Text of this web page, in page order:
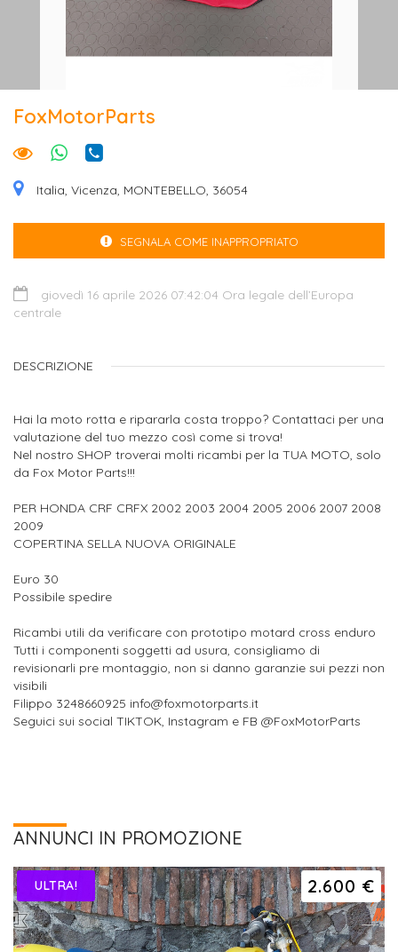
FoxMotorParts
Italia, Vicenza, MONTEBELLO, 36054
SEGNALA COME INAPPROPRIATO
giovedì 16 aprile 2026 07:42:04 Ora legale dell’Europa
centrale
DESCRIZIONE
Hai la moto rotta e ripararla costa troppo? Contattaci per una
valutazione del tuo mezzo così come si trova!
Nel nostro SHOP troverai molti ricambi per la TUA MOTO, solo
da Fox Motor Parts!!!
PER HONDA CRF CRFX 2002 2003 2004 2005 2006 2007 2008
2009
COPERTINA SELLA NUOVA ORIGINALE
Euro 30
Possibile spedire
Ricambi utili da verificare con prototipo motard cross enduro
Tutti i componenti soggetti ad usura, consigliamo di
revisionarli pre montaggio, non si danno garanzie sui pezzi non
visibili
Filippo 3248660925 info@foxmotorparts.it
Seguici sui social TIKTOK, Instagram e FB @FoxMotorParts
ANNUNCI IN PROMOZIONE
2.600 €
ULTRA!